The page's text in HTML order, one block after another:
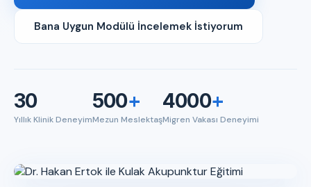
Bana Uygun Modülü İncelemek İstiyorum
30
Yıllık Klinik Deneyim
500+
Mezun Meslektaş
4000+
Migren Vakası Deneyimi